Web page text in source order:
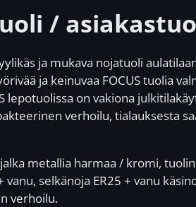
/
ja mukava nojatuoli
ja keinuvaa FOCUS tuolia
lepotuolissa on vakiona
verhoilu, tialauksesta
metallia harmaa / kromi,
selkänoja ER25 + vanu
verhoilu.